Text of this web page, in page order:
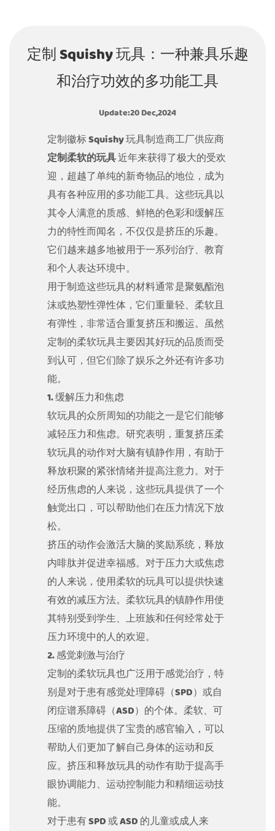
定制 Squishy 玩具：一种兼具乐趣
和治疗功效的多功能工具
Update:20 Dec,2024
定制徽标 Squishy 玩具制造商工厂供应商
定制柔软的玩具近年来获得了极大的受欢
迎，超越了单纯的新奇物品的地位，成为
具有各种应用的多功能工具。这些玩具以
其令人满意的质感、鲜艳的色彩和缓解压
力的特性而闻名，不仅仅是挤压的乐趣。
它们越来越多地被用于一系列治疗、教育
和个人表达环境中。
用于制造这些玩具的材料通常是聚氨酯泡
沫或热塑性弹性体，它们重量轻、柔软且
有弹性，非常适合重复挤压和搬运。虽然
定制的柔软玩具主要因其好玩的品质而受
到认可，但它们除了娱乐之外还有许多功
能。
1. 缓解压力和焦虑
软玩具的众所周知的功能之一是它们能够
减轻压力和焦虑。研究表明，重复挤压柔
软玩具的动作对大脑有镇静作用，有助于
释放积聚的紧张情绪并提高注意力。对于
经历焦虑的人来说，这些玩具提供了一个
触觉出口，可以帮助他们在压力情况下放
松。
挤压的动作会激活大脑的奖励系统，释放
内啡肽并促进幸福感。对于压力大或焦虑
的人来说，使用柔软的玩具可以提供快速
有效的减压方法。柔软玩具的镇静作用使
其特别受到学生、上班族和任何经常处于
压力环境中的人的欢迎。
2. 感觉刺激与治疗
定制的柔软玩具也广泛用于感觉治疗，特
别是对于患有感觉处理障碍（SPD）或自
闭症谱系障碍（ASD）的个体。柔软、可
压缩的质地提供了宝贵的感官输入，可以
帮助人们更加了解自己身体的运动和反
应。挤压和释放玩具的动作有助于提高手
眼协调能力、运动控制能力和精细运动技
能。
对于患有 SPD 或 ASD 的儿童或成人来